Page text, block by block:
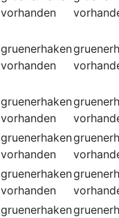
vorhanden
gruenerhaken
vorhanden
gruenerhaken
vorhanden
gruenerhaken
vorhanden
gruenerhaken
vorhanden
gruenerhaken